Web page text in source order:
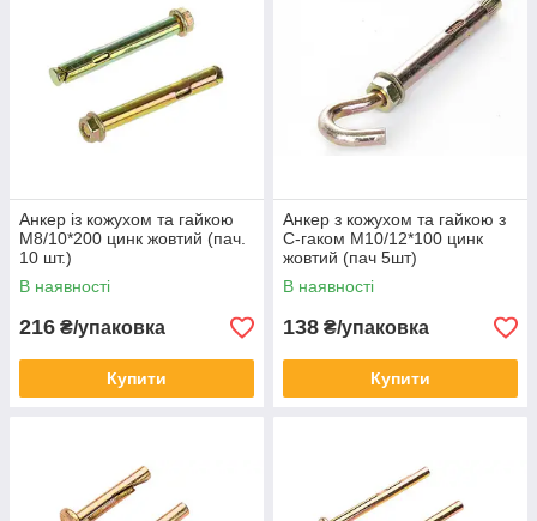
Анкер із кожухом та гайкою
М8/10*200 цинк жовтий (пач.
10 шт.)
В наявності
216 ₴/упаковка
Купити
Анкер з кожухом та гайкою з
C-гаком М10/12*100 цинк
жовтий (пач 5шт)
В наявності
138 ₴/упаковка
Купити